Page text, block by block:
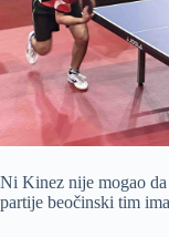
Ni Kinez nije mogao da
partije beočinski tim